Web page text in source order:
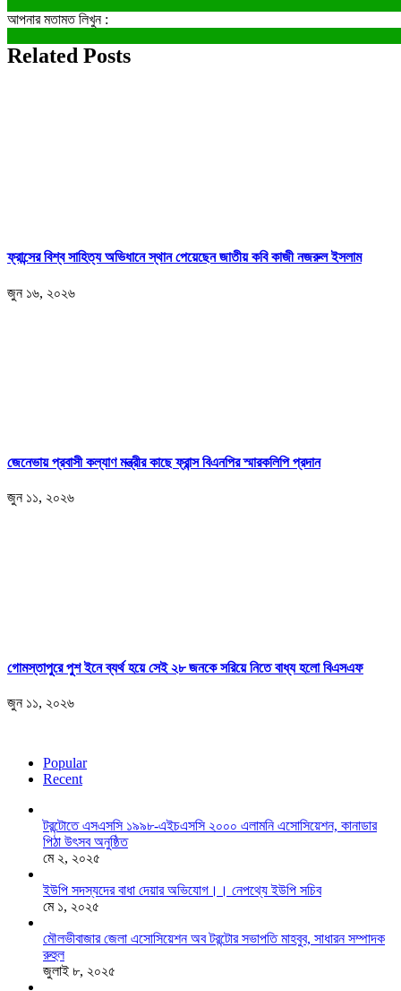
আপনার মতামত লিখুন :
Related Posts
ফ্রান্সের বিশ্ব সাহিত্য অভিধানে স্থান পেয়েছেন জাতীয় কবি কাজী নজরুল ইসলাম
জুন ১৬, ২০২৬
জেনেভায় প্রবাসী কল্যাণ মন্ত্রীর কাছে ফ্রান্স বিএনপির স্মারকলিপি প্রদান
জুন ১১, ২০২৬
গোমস্তাপুরে পুশ ইনে ব্যর্থ হয়ে সেই ২৮ জনকে সরিয়ে নিতে বাধ্য হলো বিএসএফ
জুন ১১, ২০২৬
Popular
Recent
টরন্টোতে এসএসসি ১৯৯৮-এইচএসসি ২০০০ এলামনি এসোসিয়েশন, কানাডার
পিঠা উৎসব অনুষ্ঠিত
মে ২, ২০২৫
ইউপি সদস্যদের বাধা দেয়ার অভিযোগ।। নেপথ্যে ইউপি সচিব
মে ১, ২০২৫
মৌলভীবাজার জেলা এসোসিয়েশন অব টরন্টোর সভাপতি মাহবুব, সাধারন সম্পাদক
রুহুল
জুলাই ৮, ২০২৫